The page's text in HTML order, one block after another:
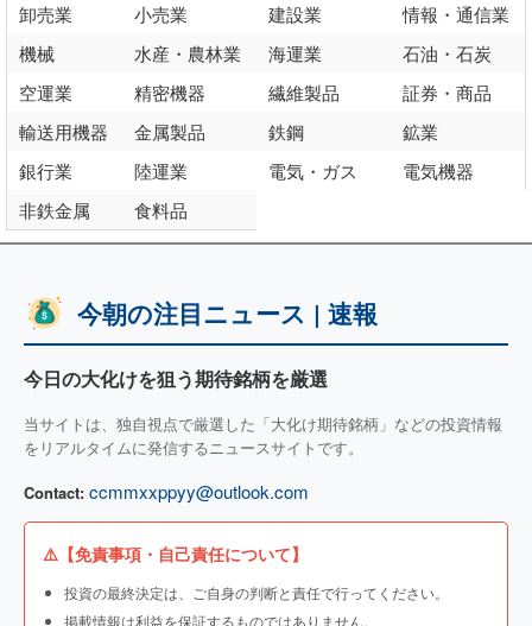
卸売業
小売業 建設業
情報・通信業
機械
水産・農林業 海運業
石油・石炭
空運業
精密機器 繊維製品
証券・商品
輸送用機器
金属製品 鉄鋼
鉱業
銀行業
陸運業 電気・ガス
電気機器
非鉄金属
食料品
今朝の注目ニュース | 速報
今日の大化けを狙う期待銘柄を厳選
当サイトは、独自視点で厳選した「大化け期待銘柄」などの投資情報
をリアルタイムに発信するニュースサイトです。
Contact: ccmmxxppyy@outlook.com
⚠️【免責事項・自己責任について】
投資の最終決定は、ご自身の判断と責任で行ってください。
掲載情報は利益を保証するものではありません。